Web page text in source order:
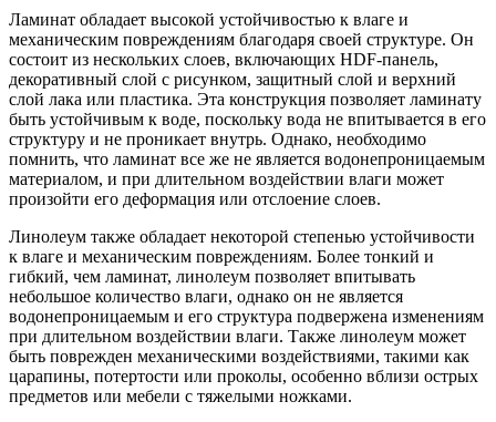
Ламинат обладает высокой устойчивостью к влаге и
механическим повреждениям благодаря своей структуре. Он
состоит из нескольких слоев, включающих HDF-панель,
декоративный слой с рисунком, защитный слой и верхний
слой лака или пластика. Эта конструкция позволяет ламинату
быть устойчивым к воде, поскольку вода не впитывается в его
структуру и не проникает внутрь. Однако, необходимо
помнить, что ламинат все же не является водонепроницаемым
материалом, и при длительном воздействии влаги может
произойти его деформация или отслоение слоев.
Линолеум также обладает некоторой степенью устойчивости
к влаге и механическим повреждениям. Более тонкий и
гибкий, чем ламинат, линолеум позволяет впитывать
небольшое количество влаги, однако он не является
водонепроницаемым и его структура подвержена изменениям
при длительном воздействии влаги. Также линолеум может
быть поврежден механическими воздействиями, такими как
царапины, потертости или проколы, особенно вблизи острых
предметов или мебели с тяжелыми ножками.